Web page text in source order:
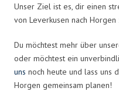
Unser Ziel ist es, dir einen
von Leverkusen nach
Du möchtest mehr über
oder möchtest ein
uns noch heute und lass uns
Horgen gemeinsam planen!